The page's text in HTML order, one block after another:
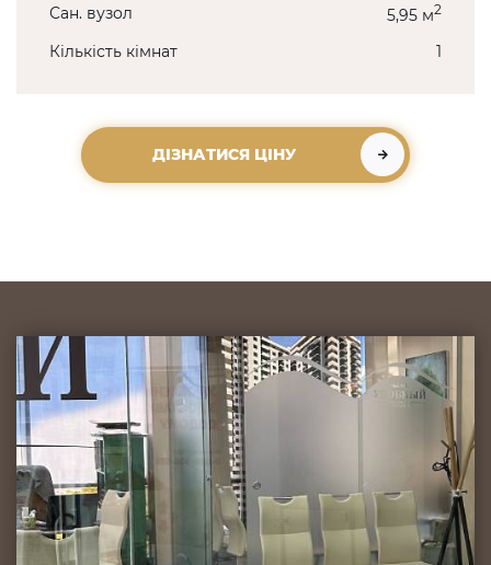
Сан. вузол 5,95 м2
Кількість кімнат 1
ДІЗНАТИСЯ ЦІНУ